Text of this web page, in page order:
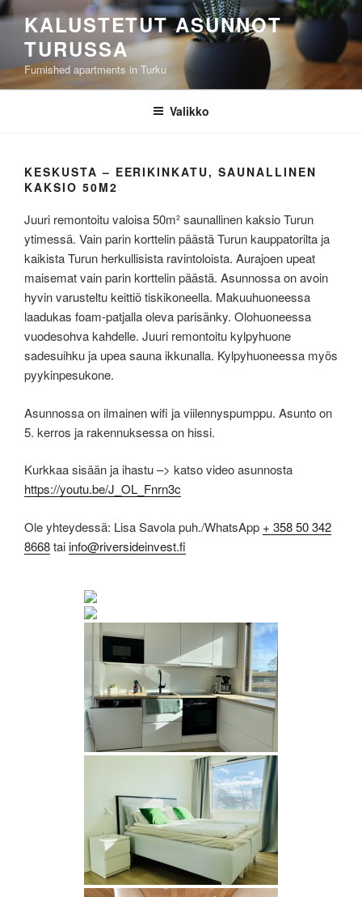
Siirry
sisältöönKALUSTETUT ASUNNOT
TURUSSA
Furnished apartments in Turku
Valikko
KESKUSTA – EERIKINKATU, SAUNALLINEN
KAKSIO 50M2
Juuri remontoitu valoisa 50m² saunallinen kaksio Turun
ytimessä. Vain parin korttelin päästä Turun kauppatorilta ja
kaikista Turun herkullisista ravintoloista. Aurajoen upeat
maisemat vain parin korttelin päästä. Asunnossa on avoin
hyvin varusteltu keittiö tiskikoneella. Makuuhuoneessa
laadukas foam-patjalla oleva parisänky. Olohuoneessa
vuodesohva kahdelle. Juuri remontoitu kylpyhuone
sadesuihku ja upea sauna ikkunalla. Kylpyhuoneessa myös
pyykinpesukone.
Asunnossa on ilmainen wifi ja viilennyspumppu. Asunto on
5. kerros ja rakennuksessa on hissi.
Kurkkaa sisään ja ihastu –> katso video asunnosta
https://youtu.be/J_OL_Fnrn3c
Ole yhteydessä: Lisa Savola puh./WhatsApp + 358 50 342
8668taiinfo@riversideinvest.fi